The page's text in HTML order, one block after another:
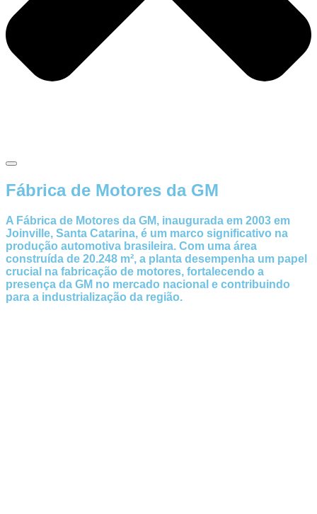
Fábrica de Motores da GM
A Fábrica de Motores da GM, inaugurada em 2003 em
Joinville, Santa Catarina, é um marco significativo na
produção automotiva brasileira. Com uma área
construída de 20.248 m², a planta desempenha um papel
crucial na fabricação de motores, fortalecendo a
presença da GM no mercado nacional e contribuindo
para a industrialização da região.